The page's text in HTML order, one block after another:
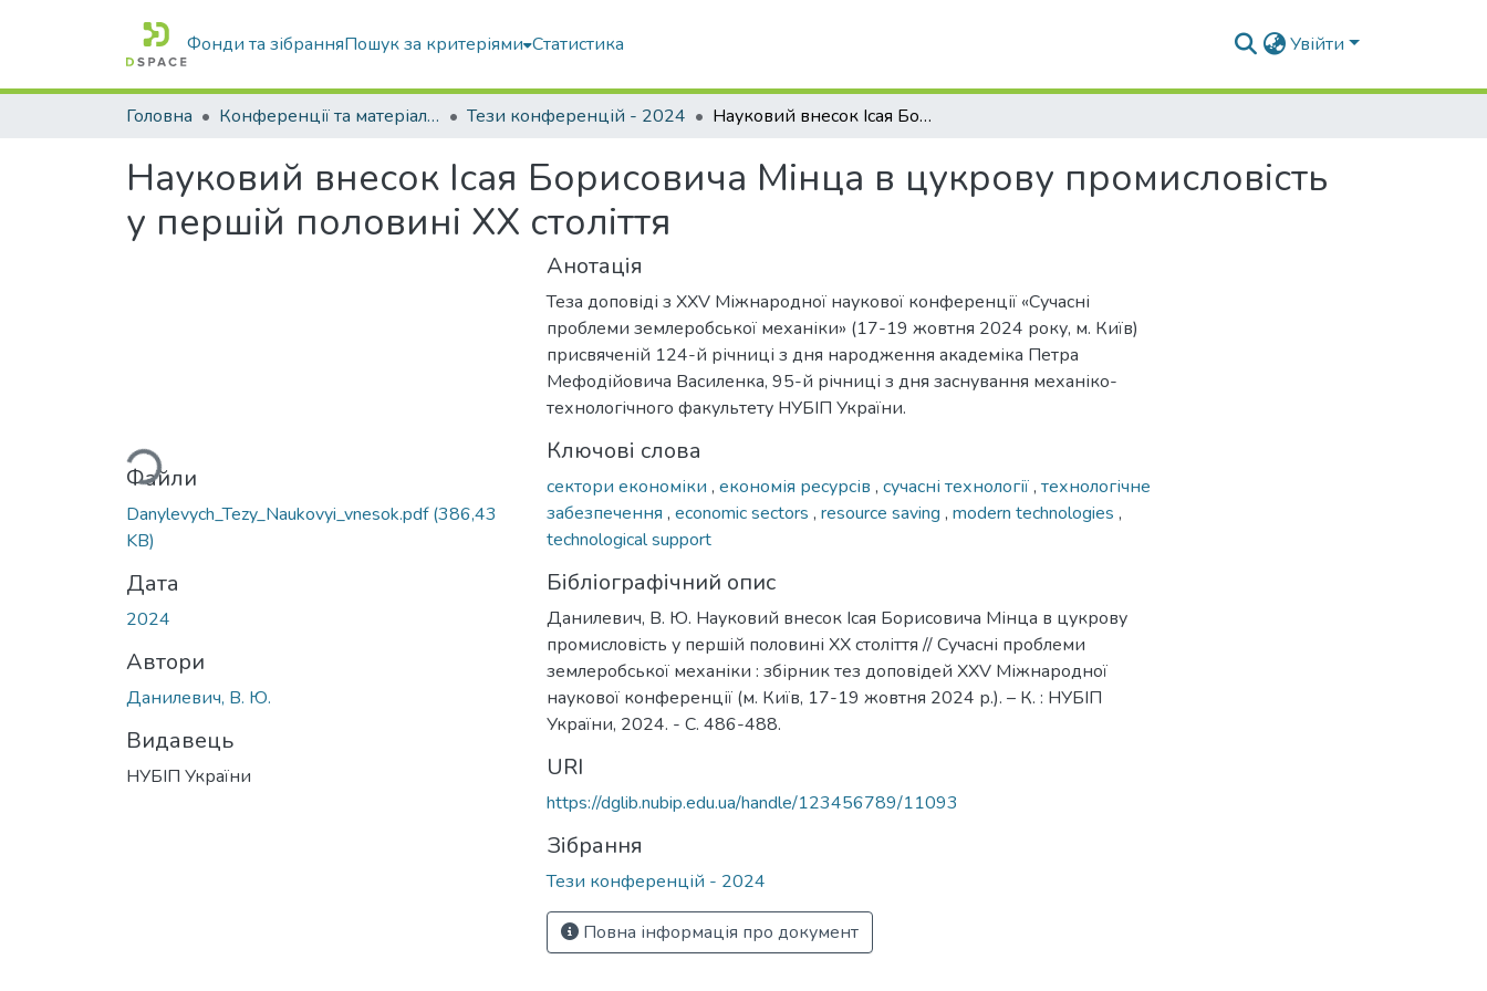
Фонди та зібранняПошук за критеріями Статистика Увійти
Головна Конференції та матеріали конференцій Тези конференцій - 2024 Науковий внесок Ісая Борисовича Мінца в цукрову промисловість у першій половині XX століття
Науковий внесок Ісая Борисовича Мінца в цукрову промисловість
у першій половині XX століття
Вантажиться...
Файли
Danylevych_Tezy_Naukovyi_vnesok.pdf(386,43
KB)
Дата
2024
Автори
Данилевич, В. Ю.
Видавець
НУБІП України
Анотація
Теза доповіді з XXV Міжнародної наукової конференції «Сучасні
проблеми землеробської механіки» (17-19 жовтня 2024 року, м. Київ)
присвяченій 124-й річниці з дня народження академіка Петра
Мефодійовича Василенка, 95-й річниці з дня заснування механіко-
технологічного факультету НУБІП України.
Ключові слова
сектори економіки , економія ресурсів , сучасні технології, технологічне
забезпечення , economic sectors , resource saving , modern technologies ,
technological support
Бібліографічний опис
Данилевич, В. Ю. Науковий внесок Ісая Борисовича Мінца в цукрову
промисловість у першій половині XX століття // Сучасні проблеми
землеробської механіки : збірник тез доповідей XXV Міжнародної
наукової конференції (м. Київ, 17-19 жовтня 2024 р.). – К. : НУБІП
України, 2024. - С. 486-488.
URI
https://dglib.nubip.edu.ua/handle/123456789/11093
Зібрання
Тези конференцій - 2024
Повна інформація про документ